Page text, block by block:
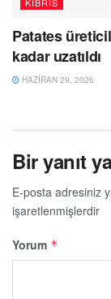
Patates
kadar uzatıldı
HAZIRAN 29, 2026
Bir yanıt
E-posta adresiniz
işaretlenmişlerdir
Yorum *